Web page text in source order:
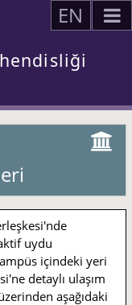
EN
uydu
içindeki yeri
detaylı ulaşım
aşağıdaki